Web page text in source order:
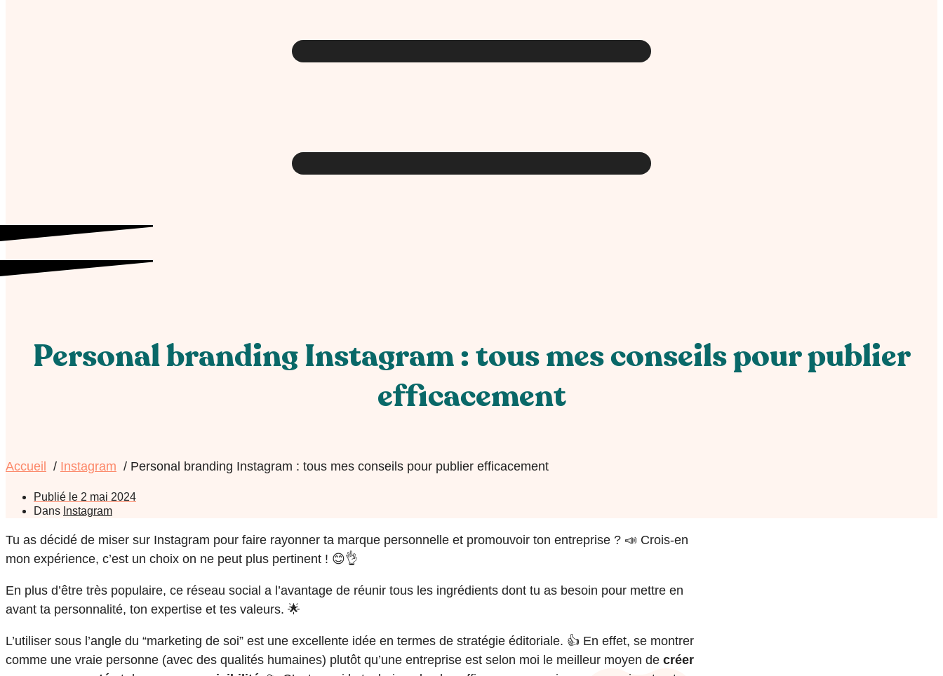
Personal branding Instagram : tous mes conseils pour publier
efficacement
Accueil Instagram Personal branding Instagram : tous mes conseils pour publier efficacement
Publié le 2 mai 2024
Dans Instagram
Tu as décidé de miser sur Instagram pour faire rayonner ta marque personnelle et promouvoir ton entreprise ? 📣 Crois-en
mon expérience, c’est un choix on ne peut plus pertinent ! 😊👌
En plus d’être très populaire, ce réseau social a l’avantage de réunir tous les ingrédients dont tu as besoin pour mettre en
avant ta personnalité, ton expertise et tes valeurs. 🌟
L’utiliser sous l’angle du “marketing de soi” est une excellente idée en termes de stratégie éditoriale. 👍 En effet, se montrer
comme une vraie personne (avec des qualités humaines) plutôt qu’une entreprise est selon moi le meilleur moyen de créer